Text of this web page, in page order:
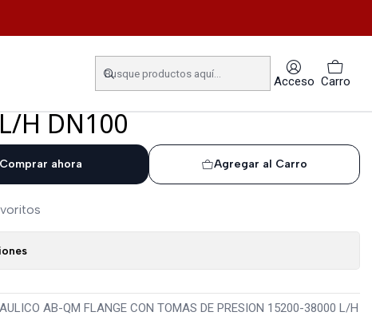
Acceso Carro
15200-38000 L/H DN100
HIDRAULICO AB-
TOMAS DE PRESION
H DN100
Agregar al Carro
Comprar ahora
AB-QM FLANGE CON TOMAS DE PRESION 15200-38000 L/H